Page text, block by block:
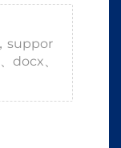
suppor
docx、